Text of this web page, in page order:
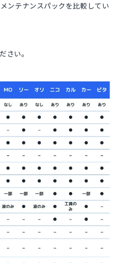
ンテナンスパックを比較してい
さい。